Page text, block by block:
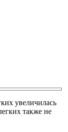
увеличилась
также не